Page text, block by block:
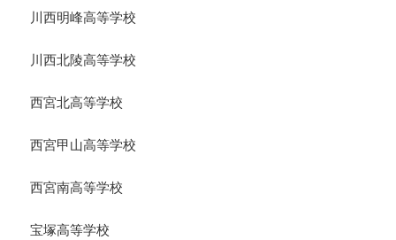
川西明峰高等学校
川西北陵高等学校
西宮北高等学校
西宮甲山高等学校
西宮南高等学校
宝塚高等学校